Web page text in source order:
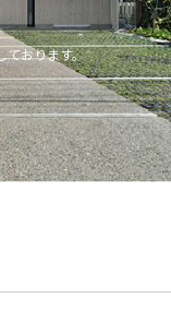
ております。